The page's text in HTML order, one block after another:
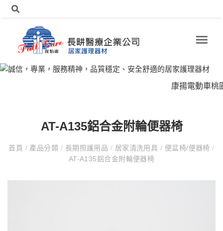
康揚電動車桃
AT-A135鋁合金附輪便器椅
首頁 / 產品分類 / 長期照護用品 / 居家清洗用具 / 便盆椅/便器椅/
AT-A135鋁合金附輪便器椅